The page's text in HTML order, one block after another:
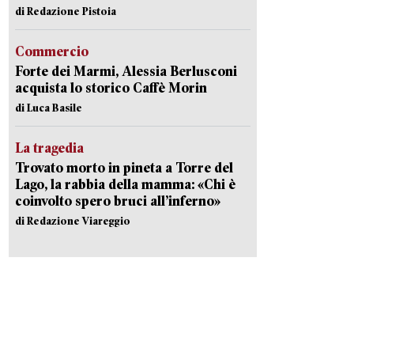
di Redazione Pistoia
Commercio
Forte dei Marmi, Alessia Berlusconi
acquista lo storico Caffè Morin
di Luca Basile
La tragedia
Trovato morto in pineta a Torre del
Lago, la rabbia della mamma: «Chi è
coinvolto spero bruci all’inferno»
di Redazione Viareggio